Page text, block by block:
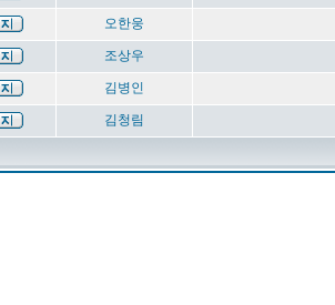
오한웅
조상우
김병인
김청림